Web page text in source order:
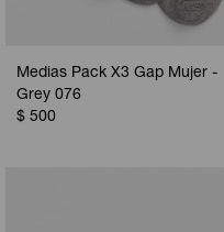
Medias Pack X3 Gap Mujer -
Grey 076
$ 500